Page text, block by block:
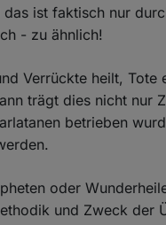
ist faktisch nur
- zu ähnlich!
Verrückte heilt, Tote
trägt dies nicht nur
betrieben
oder
und Zweck der